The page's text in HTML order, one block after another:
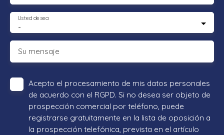
-
Usted desea
Su mensaje
Acepto el procesamiento de mis datos personales
de acuerdo con el RGPD. Si no desea ser objeto de
prospección comercial por teléfono, puede
registrarse gratuitamente en la lista de oposición a
la prospección telefónica, prevista en el artículo